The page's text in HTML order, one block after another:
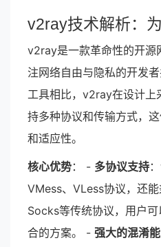
v2ray技术解析：
v2ray是一款革命性的开源
注网络自由与隐私的开发
工具相比，v2ray在设计上
持多种协议和传输方式，
和适应性。
核心优势： - 多协议支持
VMess、VLess协议，还
Socks等传统协议，用户
合的方案。 - 强大的混淆